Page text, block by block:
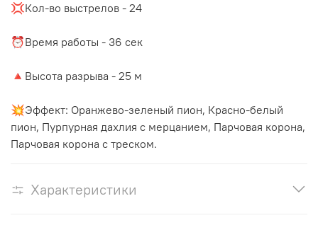
💢Кол-во выстрелов - 24
⏰Время работы - 36 сек
🔺Высота разрыва - 25 м
💥Эффект: Оранжево-зеленый пион, Красно-белый
пион, Пурпурная дахлия с мерцанием, Парчовая корона,
Парчовая корона с треском.
Характеристики